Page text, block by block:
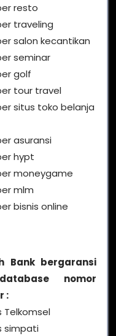
resto
traveling
salon kecantikan
seminar
golf
tour travel
situs toko belanja
asuransi
hypt
moneygame
mlm
bisnis online
Bank bergaransi
nomor
:
Telkomsel
simpati